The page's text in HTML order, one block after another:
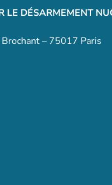
LE DÉSARMEMENT
– 75017 Paris